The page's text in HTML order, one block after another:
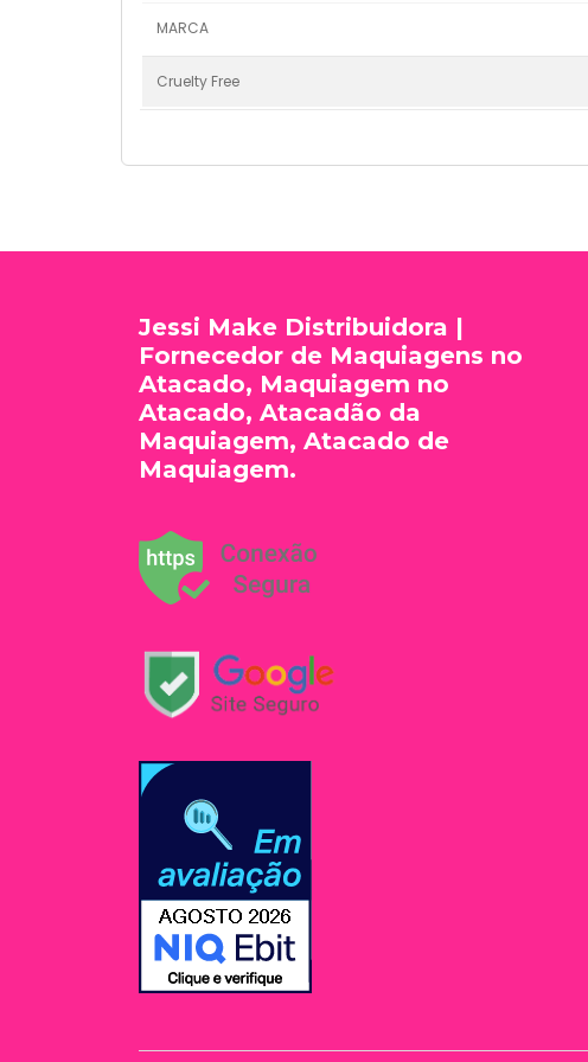
MARCA
Cruelty Free
Jessi Make Distribuidora |
Fornecedor de Maquiagens no
Atacado, Maquiagem no
Atacado, Atacadão da
Maquiagem, Atacado de
Maquiagem.